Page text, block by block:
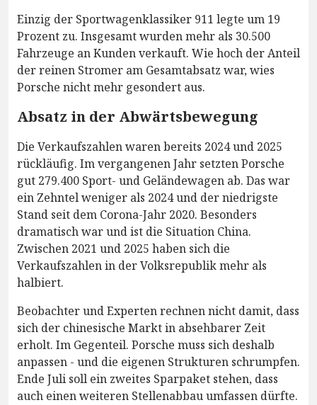
Einzig der Sportwagenklassiker 911 legte um 19
Prozent zu. Insgesamt wurden mehr als 30.500
Fahrzeuge an Kunden verkauft. Wie hoch der Anteil
der reinen Stromer am Gesamtabsatz war, wies
Porsche nicht mehr gesondert aus.
Absatz in der Abwärtsbewegung
Die Verkaufszahlen waren bereits 2024 und 2025
rückläufig. Im vergangenen Jahr setzten Porsche
gut 279.400 Sport- und Geländewagen ab. Das war
ein Zehntel weniger als 2024 und der niedrigste
Stand seit dem Corona-Jahr 2020. Besonders
dramatisch war und ist die Situation China.
Zwischen 2021 und 2025 haben sich die
Verkaufszahlen in der Volksrepublik mehr als
halbiert.
Beobachter und Experten rechnen nicht damit, dass
sich der chinesische Markt in absehbarer Zeit
erholt. Im Gegenteil. Porsche muss sich deshalb
anpassen - und die eigenen Strukturen schrumpfen.
Ende Juli soll ein zweites Sparpaket stehen, dass
auch einen weiteren Stellenabbau umfassen dürfte.